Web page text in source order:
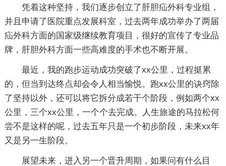
凭着这种坚持，我们逐步创立了肝胆疝外科专业组，
并且申请了医院重点发展科室，过去两年成功举办了两届
疝外科方面的国家级继续教育项目，很好的宣传了专业品
牌，肝胆外科方面一些高难度的手术也不断开展。
最近，我的跑步运动成功突破了xx公里，过程挺累
的，但当到达终点却会令人相当愉悦。跑xx公里的诀窍除
了坚持以外，还可以将它拆分成若干个阶段，例如两个xx
公里，三个xx公里，一个个去完成。人生旅途的马拉松何
尝不是这样的呢，过去五年只是一个初步阶段，未来xx年
又是另一生阶段。
展望未来，进入另一个晋升周期，如果问有什么目